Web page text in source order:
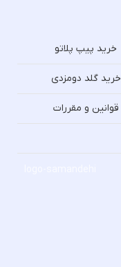
خرید پیپ پلاتو
خرید گلد دومزدی
قوانین و مقررات